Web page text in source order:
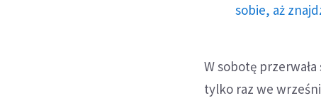
sobie, aż
W sobotę
tylko raz we